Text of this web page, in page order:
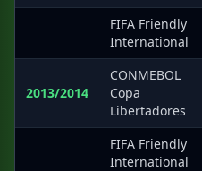
FIFA Friendly
International
2013/2014
CONMEBOL
Copa
Libertadores
FIFA Friendly
International